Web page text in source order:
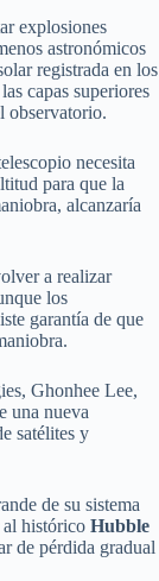
explosiones
astronómicos
registrada en los
capas superiores
observatorio.
necesita
para que la
alcanzaría
a realizar
los
garantía de que
Ghonhee Lee,
una nueva
satélites y
de su sistema
histórico Hubble
de pérdida gradual